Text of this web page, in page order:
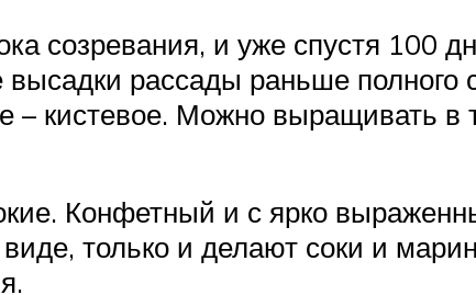
созревания, и уже спустя 100
рассады раньше полного
– кистевое. Можно выращивать
Конфетный и с ярко
только и делают соки и